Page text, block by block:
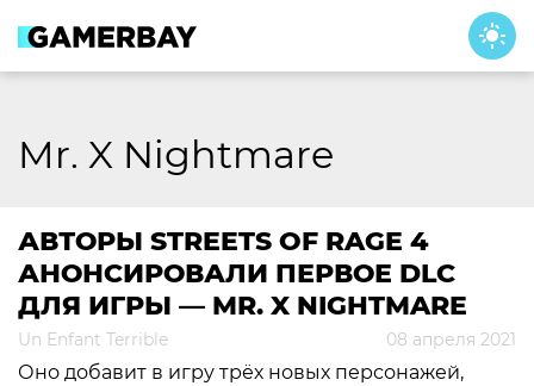
content
Mr. X Nightmare
АВТОРЫ STREETS OF RAGE 4
АНОНСИРОВАЛИ ПЕРВОЕ DLC
ДЛЯ ИГРЫ — MR. X NIGHTMARE
Un Enfant Terrible 08 апреля 2021
Оно добавит в игру трёх новых персонажей,